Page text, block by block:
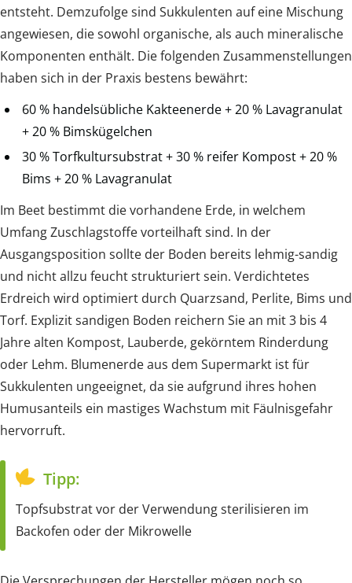
entsteht. Demzufolge sind Sukkulenten auf eine Mischung
angewiesen, die sowohl organische, als auch mineralische
Komponenten enthält. Die folgenden Zusammenstellungen
haben sich in der Praxis bestens bewährt:
60 % handelsübliche Kakteenerde + 20 % Lavagranulat
+ 20 % Bimskügelchen
30 % Torfkultursubstrat + 30 % reifer Kompost + 20 %
Bims + 20 % Lavagranulat
Im Beet bestimmt die vorhandene Erde, in welchem
Umfang Zuschlagstoffe vorteilhaft sind. In der
Ausgangsposition sollte der Boden bereits lehmig-sandig
und nicht allzu feucht strukturiert sein. Verdichtetes
Erdreich wird optimiert durch Quarzsand, Perlite, Bims und
Torf. Explizit sandigen Boden reichern Sie an mit 3 bis 4
Jahre alten Kompost, Lauberde, gekörntem Rinderdung
oder Lehm. Blumenerde aus dem Supermarkt ist für
Sukkulenten ungeeignet, da sie aufgrund ihres hohen
Humusanteils ein mastiges Wachstum mit Fäulnisgefahr
hervorruft.
Tipp:
Topfsubstrat vor der Verwendung sterilisieren im
Backofen oder der Mikrowelle